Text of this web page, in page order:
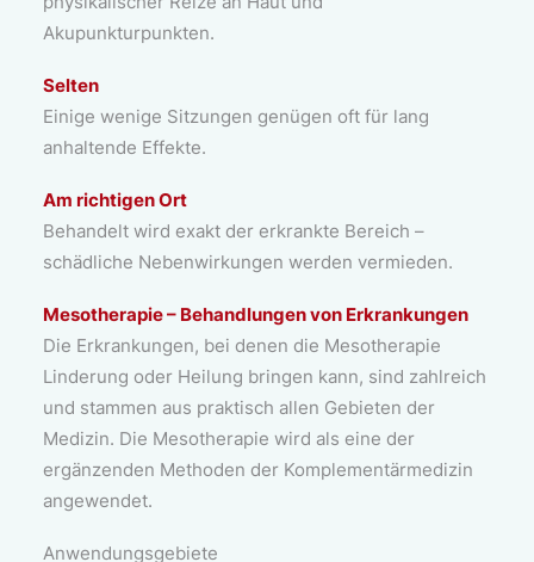
Akupunkturpunkten.
Selten
Einige wenige Sitzungen genügen oft für lang
anhaltende Effekte.
Am richtigen Ort
Behandelt wird exakt der erkrankte Bereich –
schädliche Nebenwirkungen werden vermieden.
Mesotherapie – Behandlungen von Erkrankungen
Die Erkrankungen, bei denen die Mesotherapie
Linderung oder Heilung bringen kann, sind zahlreich
und stammen aus praktisch allen Gebieten der
Medizin. Die Mesotherapie wird als eine der
ergänzenden Methoden der Komplementärmedizin
angewendet.
Anwendungsgebiete